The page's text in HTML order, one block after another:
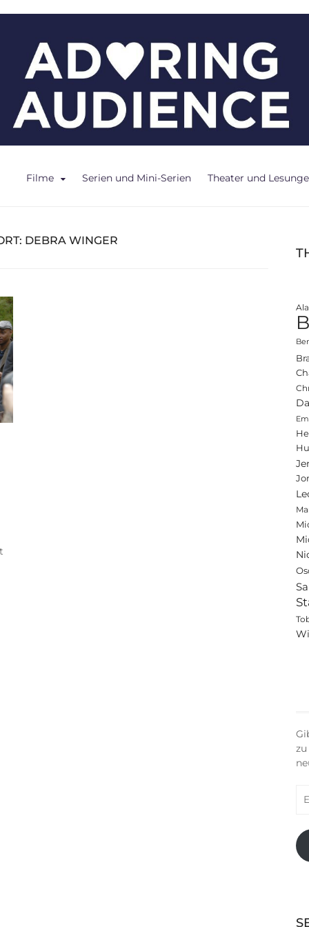
Filme Serien und Mini-Serien Theater und
DEBRA WINGER